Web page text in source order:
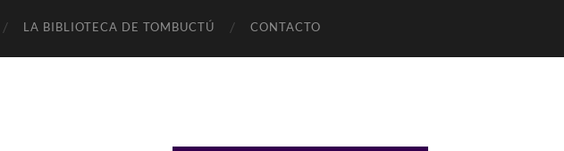
LA BIBLIOTECA DE TOMBUCTÚ CONTACTO